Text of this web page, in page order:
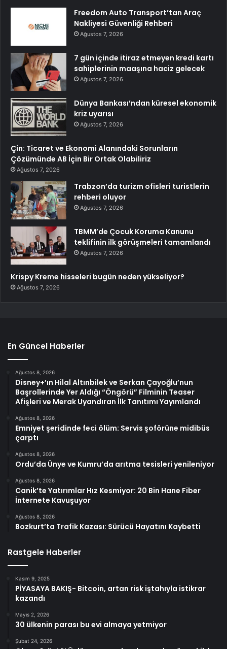
Freedom Auto Transport’tan Araç
Nakliyesi Güvenliği Rehberi
Ağustos 7, 2026
7 gün içinde itiraz etmeyen kredi kartı
sahiplerinin maaşına haciz gelecek
Ağustos 7, 2026
Dünya Bankası’ndan küresel ekonomik
kriz uyarısı
Ağustos 7, 2026
Çin: Ticaret ve Ekonomi Alanındaki Sorunların
Çözümünde AB İçin Bir Ortak Olabiliriz
Ağustos 7, 2026
Trabzon’da turizm ofisleri turistlerin
rehberi oluyor
Ağustos 7, 2026
TBMM’de Çocuk Koruma Kanunu
teklifinin ilk görüşmeleri tamamlandı
Ağustos 7, 2026
Krispy Kreme hisseleri bugün neden yükseliyor?
Ağustos 7, 2026
En Güncel Haberler
Ağustos 8, 2026
Disney+’ın Hilal Altınbilek ve Serkan Çayoğlu’nun
Başrollerinde Yer Aldığı “Öngörü” Filminin Teaser
Afişleri ve Merak Uyandıran İlk Tanıtımı Yayımlandı
Ağustos 8, 2026
Emniyet şeridinde feci ölüm: Servis şoförüne midibüs
çarptı
Ağustos 8, 2026
Ordu’da Ünye ve Kumru’da arıtma tesisleri yenileniyor
Ağustos 8, 2026
Canik’te Yatırımlar Hız Kesmiyor: 20 Bin Hane Fiber
İnternete Kavuşuyor
Ağustos 8, 2026
Bozkurt’ta Trafik Kazası: Sürücü Hayatını Kaybetti
Rastgele Haberler
Kasım 9, 2025
PİYASAYA BAKIŞ- Bitcoin, artan risk iştahıyla istikrar
kazandı
Mayıs 2, 2026
30 ülkenin parası bu evi almaya yetmiyor
Şubat 24, 2026